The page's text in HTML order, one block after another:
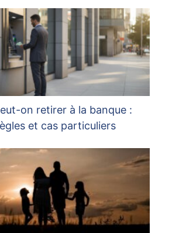
on retirer à la banque :
et cas particuliers